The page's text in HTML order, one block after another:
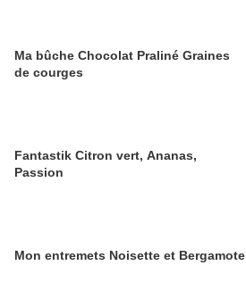
Ma bûche Chocolat Praliné Graines
de courges
Fantastik Citron vert, Ananas,
Passion
Mon entremets Noisette et Bergamote